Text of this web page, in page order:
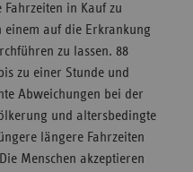
in Kauf zu
auf die Erkrankung
zu lassen. 88
zu einer Stunde und
Abweichungen bei der
und altersbedingte
längere Fahrzeiten
Menschen akzeptieren